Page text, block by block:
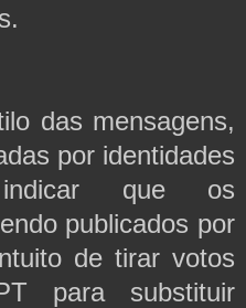
das mensagens,
por identidades
que os
publicados por
de tirar votos
para substituir